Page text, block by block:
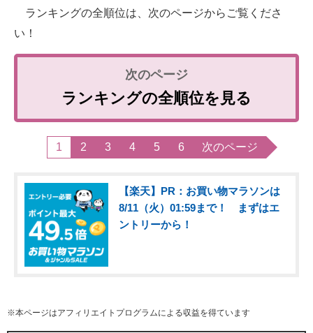
ランキングの全順位は、次のページからご覧くださ
い！
ランキングの全順位を見る
1 2 3 4 5 6 次のページ
【楽天】PR：お買い物マラソンは
8/11（火）01:59まで！ まずはエ
ントリーから！
※本ページはアフィリエイトプログラムによる収益を得ています